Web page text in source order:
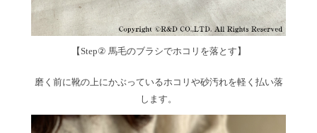
【Step② 馬毛のブラシでホコリを落とす】
磨く前に靴の上にかぶっているホコリや砂汚れを軽く払い落
します。